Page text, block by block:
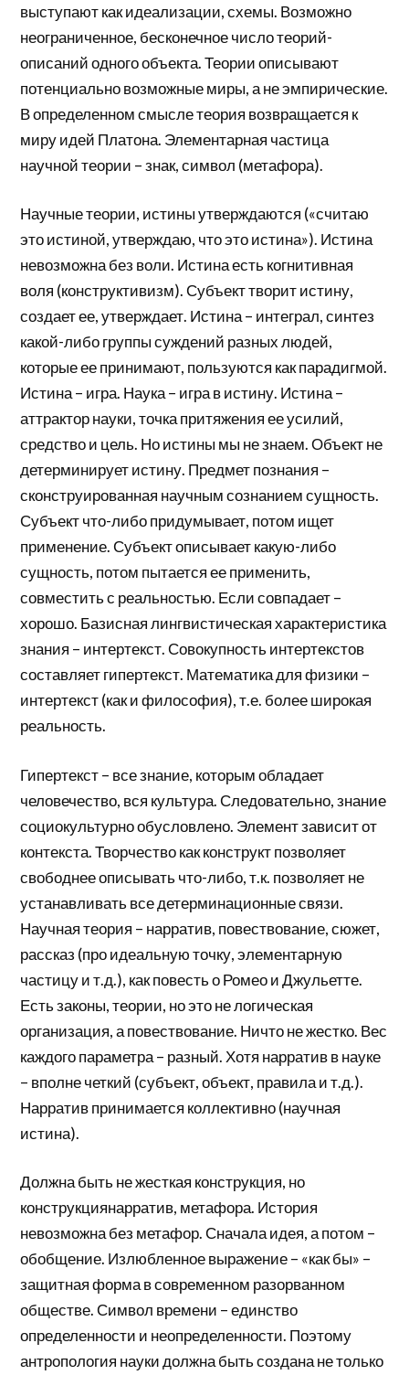
выступают как идеализации, схемы. Возможно
неограниченное, бесконечное число теорий-
описаний одного объекта. Теории описывают
потенциально возможные миры, а не эмпирические.
В определенном смысле теория возвращается к
миру идей Платона. Элементарная частица
научной теории – знак, символ (метафора).
Научные теории, истины утверждаются («считаю
это истиной, утверждаю, что это истина»). Истина
невозможна без воли. Истина есть когнитивная
воля (конструктивизм). Субъект творит истину,
создает ее, утверждает. Истина – интеграл, синтез
какой-либо группы суждений разных людей,
которые ее принимают, пользуются как парадигмой.
Истина – игра. Наука – игра в истину. Истина –
аттрактор науки, точка притяжения ее усилий,
средство и цель. Но истины мы не знаем. Объект не
детерминирует истину. Предмет познания –
сконструированная научным сознанием сущность.
Субъект что-либо придумывает, потом ищет
применение. Субъект описывает какую-либо
сущность, потом пытается ее применить,
совместить с реальностью. Если совпадает –
хорошо. Базисная лингвистическая характеристика
знания – интертекст. Совокупность интертекстов
составляет гипертекст. Математика для физики –
интертекст (как и философия), т.е. более широкая
реальность.
Гипертекст – все знание, которым обладает
человечество, вся культура. Следовательно, знание
социокультурно обусловлено. Элемент зависит от
контекста. Творчество как конструкт позволяет
свободнее описывать что-либо, т.к. позволяет не
устанавливать все детерминационные связи.
Научная теория – нарратив, повествование, сюжет,
рассказ (про идеальную точку, элементарную
частицу и т.д.), как повесть о Ромео и Джульетте.
Есть законы, теории, но это не логическая
организация, а повествование. Ничто не жестко. Вес
каждого параметра – разный. Хотя нарратив в науке
– вполне четкий (субъект, объект, правила и т.д.).
Нарратив принимается коллективно (научная
истина).
Должна быть не жесткая конструкция, но
конструкциянарратив, метафора. История
невозможна без метафор. Сначала идея, а потом –
обобщение. Излюбленное выражение – «как бы» –
защитная форма в современном разорванном
обществе. Символ времени – единство
определенности и неопределенности. Поэтому
антропология науки должна быть создана не только